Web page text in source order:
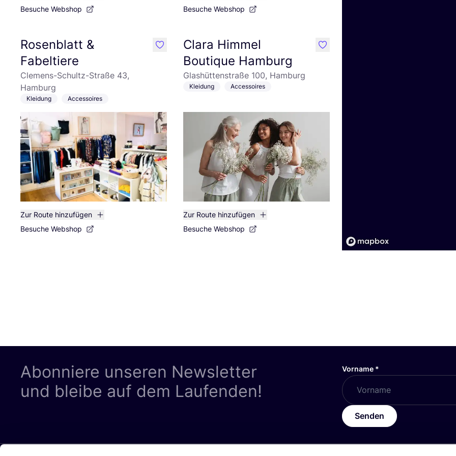
Besuche Webshop
Besuche Webshop
Rosenblatt &
Fabeltiere
Clemens-Schultz-Straße 43,
Hamburg
Kleidung Accessoires
Zur Route hinzufügen
Besuche Webshop
like
Clara Himmel
Boutique Hamburg
Glashüttenstraße 100, Hamburg
Kleidung Accessoires
Zur Route hinzufügen
Besuche Webshop
like
Abonniere unseren Newsletter
und bleibe auf dem Laufenden!
Vorname *
Senden